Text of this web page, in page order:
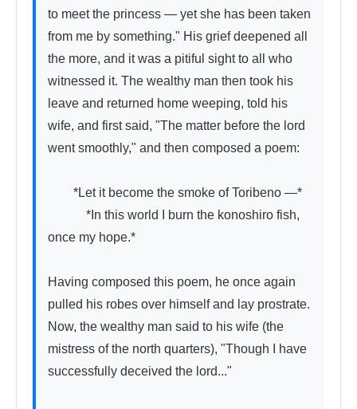
to meet the princess — yet she has been taken
from me by something." His grief deepened all
the more, and it was a pitiful sight to all who
witnessed it. The wealthy man then took his
leave and returned home weeping, told his
wife, and first said, "The matter before the lord
went smoothly," and then composed a poem:
*Let it become the smoke of Toribeno —*
*In this world I burn the konoshiro fish,
once my hope.*
Having composed this poem, he once again
pulled his robes over himself and lay prostrate.
Now, the wealthy man said to his wife (the
mistress of the north quarters), "Though I have
successfully deceived the lord..."